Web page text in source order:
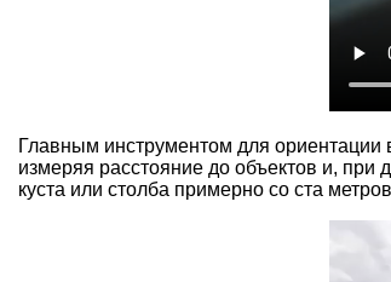
Главным инструментом для ориентации
измеряя расстояние до объектов и, при
куста или столба примерно со ста